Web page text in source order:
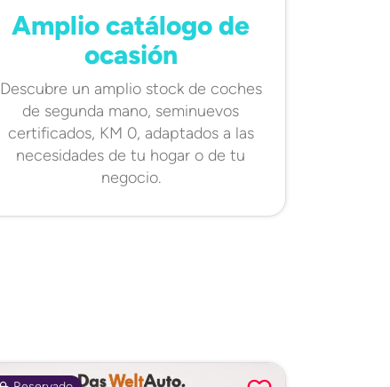
Amplio catálogo de
ocasión
Descubre un amplio stock de coches
de segunda mano, seminuevos
certificados, KM 0, adaptados a las
necesidades de tu hogar o de tu
negocio.